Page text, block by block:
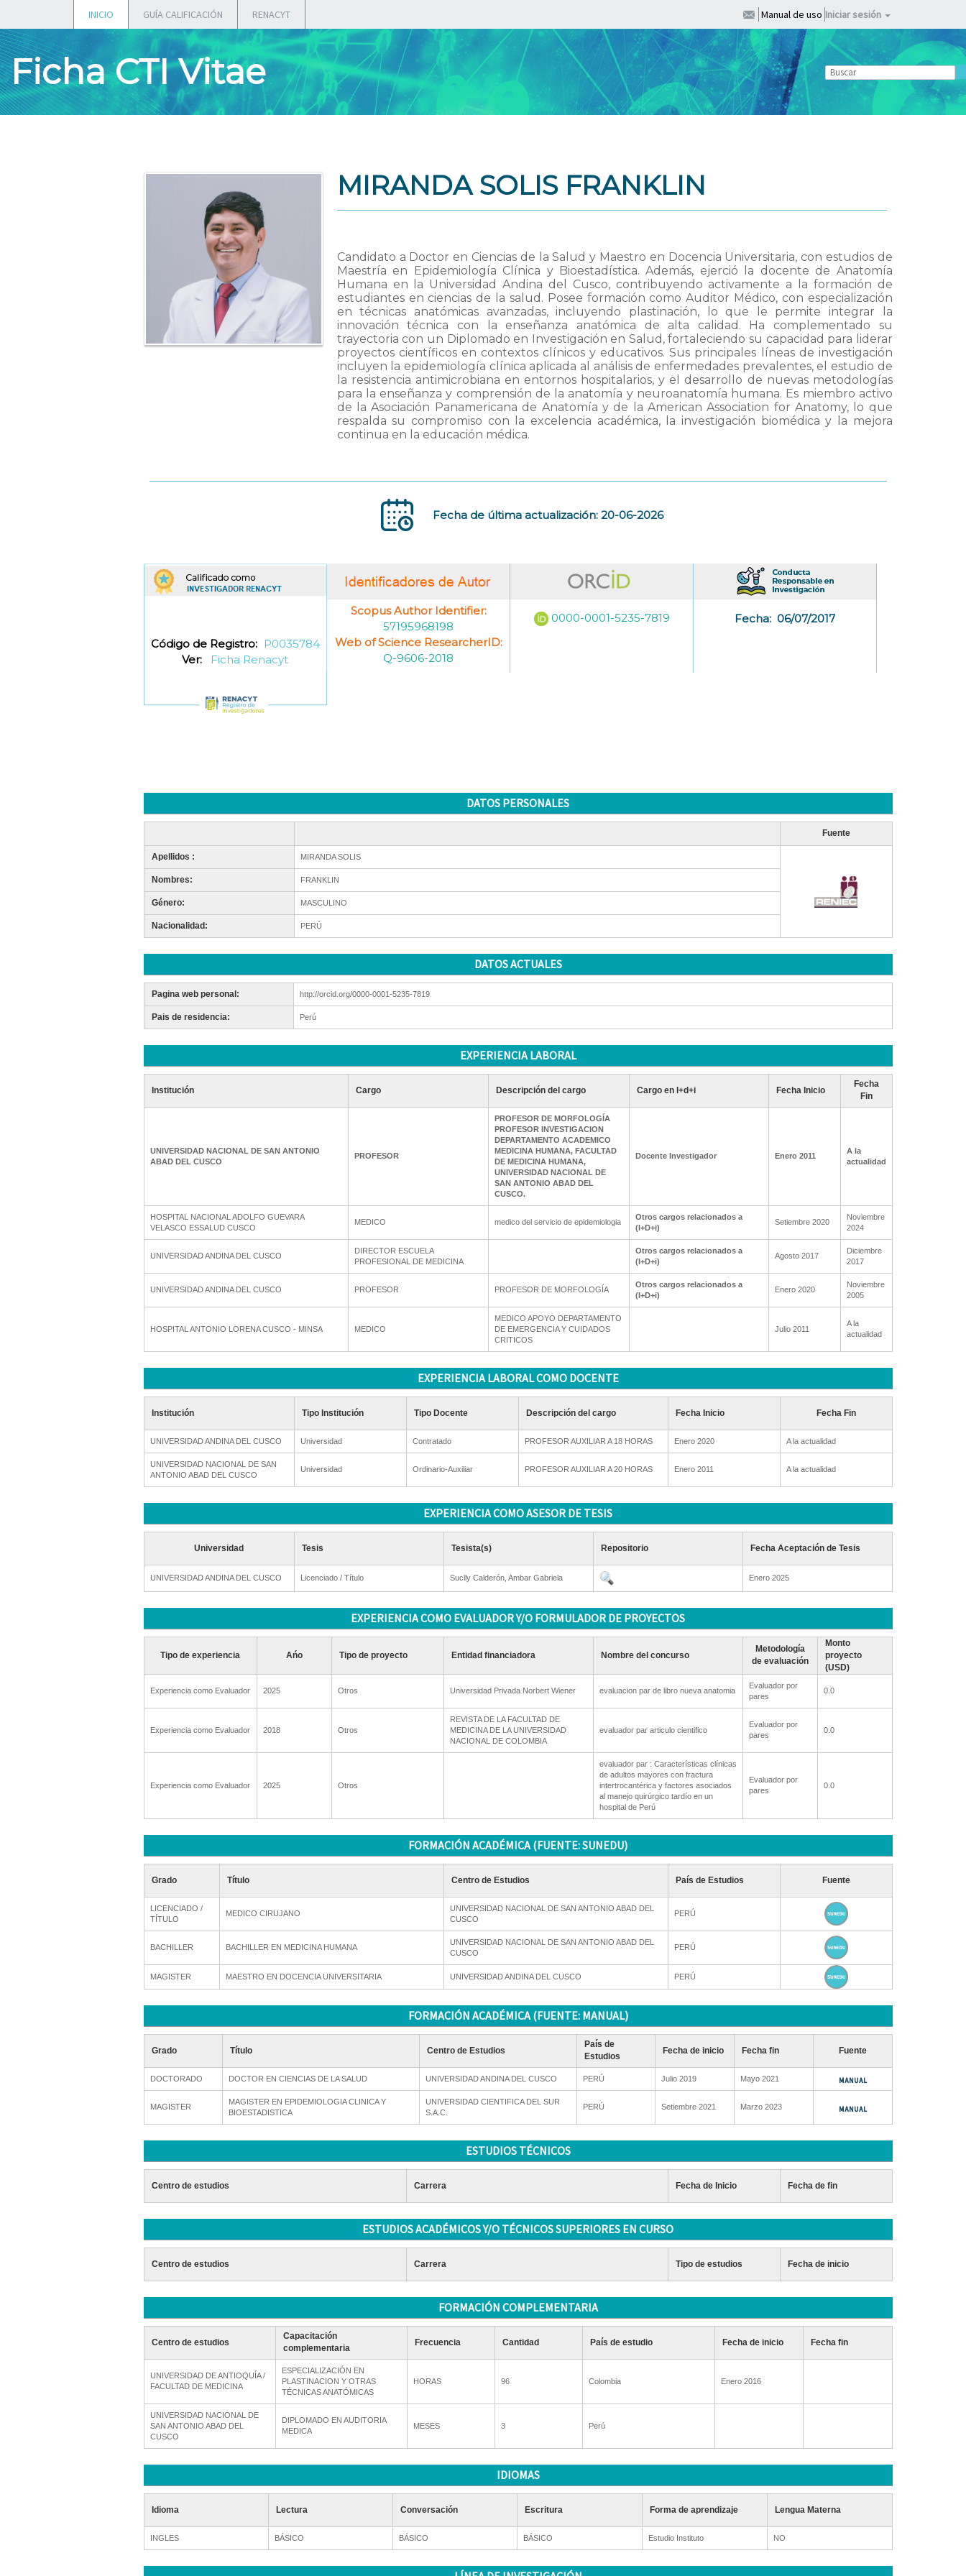
INICIO GUÍA CALIFICACIÓN RENACYT Manual de uso Iniciar sesión
Ficha CTI Vitae
MIRANDA SOLIS FRANKLIN
Candidato a Doctor en Ciencias de la Salud y Maestro en Docencia Universitaria, con estudios de
Maestría en Epidemiología Clínica y Bioestadística. Además, ejerció la docente de Anatomía
Humana en la Universidad Andina del Cusco, contribuyendo activamente a la formación de
estudiantes en ciencias de la salud. Posee formación como Auditor Médico, con especialización
en técnicas anatómicas avanzadas, incluyendo plastinación, lo que le permite integrar la
innovación técnica con la enseñanza anatómica de alta calidad. Ha complementado su
trayectoria con un Diplomado en Investigación en Salud, fortaleciendo su capacidad para liderar
proyectos científicos en contextos clínicos y educativos. Sus principales líneas de investigación
incluyen la epidemiología clínica aplicada al análisis de enfermedades prevalentes, el estudio de
la resistencia antimicrobiana en entornos hospitalarios, y el desarrollo de nuevas metodologías
para la enseñanza y comprensión de la anatomía y neuroanatomía humana. Es miembro activo
de la Asociación Panamericana de Anatomía y de la American Association for Anatomy, lo que
respalda su compromiso con la excelencia académica, la investigación biomédica y la mejora
continua en la educación médica.
Fecha de última actualización: 20-06-2026
Código de Registro: P0035784
Ver:
Ficha Renacyt
Scopus Author Identifier:
57195968198
Web of Science ResearcherID:
Q-9606-2018
0000-0001-5235-7819 Fecha: 06/07/2017
DATOS PERSONALES
Fuente
Apellidos : MIRANDA SOLIS
Nombres: FRANKLIN
Género: MASCULINO
Nacionalidad: PERÚ
DATOS ACTUALES
Pagina web personal: http://orcid.org/0000-0001-5235-7819
Pais de residencia: Perú
EXPERIENCIA LABORAL
Institución Cargo Descripción del cargo Cargo en I+d+i Fecha Inicio
Fecha
Fin
UNIVERSIDAD NACIONAL DE SAN ANTONIO
ABAD DEL CUSCO
PROFESOR
PROFESOR DE MORFOLOGÍA
PROFESOR INVESTIGACION
DEPARTAMENTO ACADEMICO
MEDICINA HUMANA, FACULTAD
DE MEDICINA HUMANA,
UNIVERSIDAD NACIONAL DE
SAN ANTONIO ABAD DEL
CUSCO.
Docente Investigador Enero 2011
A la
actualidad
HOSPITAL NACIONAL ADOLFO GUEVARA
VELASCO ESSALUD CUSCO
MEDICO medico del servicio de epidemiologia
Otros cargos relacionados a
(I+D+i)
Setiembre 2020
Noviembre
2024
UNIVERSIDAD ANDINA DEL CUSCO
DIRECTOR ESCUELA
PROFESIONAL DE MEDICINA
Otros cargos relacionados a
(I+D+i)
Agosto 2017
Diciembre
2017
UNIVERSIDAD ANDINA DEL CUSCO PROFESOR PROFESOR DE MORFOLOGÍA
Otros cargos relacionados a
(I+D+i)
Enero 2020
Noviembre
2005
HOSPITAL ANTONIO LORENA CUSCO - MINSA MEDICO
MEDICO APOYO DEPARTAMENTO
DE EMERGENCIA Y CUIDADOS
CRITICOS
Julio 2011
A la
actualidad
EXPERIENCIA LABORAL COMO DOCENTE
Institución Tipo Institución Tipo Docente Descripción del cargo Fecha Inicio Fecha Fin
UNIVERSIDAD ANDINA DEL CUSCO Universidad Contratado PROFESOR AUXILIAR A 18 HORAS Enero 2020 A la actualidad
UNIVERSIDAD NACIONAL DE SAN
ANTONIO ABAD DEL CUSCO
Universidad Ordinario-Auxiliar PROFESOR AUXILIAR A 20 HORAS Enero 2011 A la actualidad
EXPERIENCIA COMO ASESOR DE TESIS
Universidad Tesis Tesista(s) Repositorio Fecha Aceptación de Tesis
UNIVERSIDAD ANDINA DEL CUSCO Licenciado / Título Suclly Calderón, Ambar Gabriela Enero 2025
EXPERIENCIA COMO EVALUADOR Y/O FORMULADOR DE PROYECTOS
Tipo de experiencia Ańo Tipo de proyecto Entidad financiadora Nombre del concurso
Metodología
de evaluación
Monto
proyecto
(USD)
Experiencia como Evaluador 2025 Otros Universidad Privada Norbert Wiener evaluacion par de libro nueva anatomia
Evaluador por
pares
0.0
Experiencia como Evaluador 2018 Otros
REVISTA DE LA FACULTAD DE
MEDICINA DE LA UNIVERSIDAD
NACIONAL DE COLOMBIA
evaluador par articulo cientifico
Evaluador por
pares
0.0
Experiencia como Evaluador 2025 Otros
evaluador par : Características clínicas
de adultos mayores con fractura
intertrocantérica y factores asociados
al manejo quirúrgico tardío en un
hospital de Perú
Evaluador por
pares
0.0
FORMACIÓN ACADÉMICA (FUENTE: SUNEDU)
Grado Título Centro de Estudios País de Estudios Fuente
LICENCIADO /
TÍTULO
MEDICO CIRUJANO
UNIVERSIDAD NACIONAL DE SAN ANTONIO ABAD DEL
CUSCO
PERÚ
BACHILLER BACHILLER EN MEDICINA HUMANA
UNIVERSIDAD NACIONAL DE SAN ANTONIO ABAD DEL
CUSCO
PERÚ
MAGISTER MAESTRO EN DOCENCIA UNIVERSITARIA UNIVERSIDAD ANDINA DEL CUSCO PERÚ
FORMACIÓN ACADÉMICA (FUENTE: MANUAL)
Grado Título Centro de Estudios
País de
Estudios
Fecha de inicio Fecha fin Fuente
DOCTORADO DOCTOR EN CIENCIAS DE LA SALUD UNIVERSIDAD ANDINA DEL CUSCO PERÚ Julio 2019 Mayo 2021
MAGISTER
MAGISTER EN EPIDEMIOLOGIA CLINICA Y
BIOESTADISTICA
UNIVERSIDAD CIENTIFICA DEL SUR
S.A.C.
PERÚ Setiembre 2021 Marzo 2023
ESTUDIOS TÉCNICOS
Centro de estudios Carrera Fecha de Inicio Fecha de fin
ESTUDIOS ACADÉMICOS Y/O TÉCNICOS SUPERIORES EN CURSO
Centro de estudios Carrera Tipo de estudios Fecha de inicio
FORMACIÓN COMPLEMENTARIA
Centro de estudios
Capacitación
complementaria
Frecuencia Cantidad País de estudio Fecha de inicio Fecha fin
UNIVERSIDAD DE ANTIOQUÍA /
FACULTAD DE MEDICINA
ESPECIALIZACIÓN EN
PLASTINACION Y OTRAS
TÉCNICAS ANATÓMICAS
HORAS 96 Colombia Enero 2016
UNIVERSIDAD NACIONAL DE
SAN ANTONIO ABAD DEL
CUSCO
DIPLOMADO EN AUDITORIA
MEDICA
MESES 3 Perú
IDIOMAS
Idioma Lectura Conversación Escritura Forma de aprendizaje Lengua Materna
INGLES BÁSICO BÁSICO BÁSICO Estudio Instituto NO